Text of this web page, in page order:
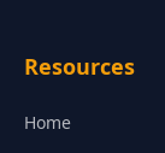
Resources
Home